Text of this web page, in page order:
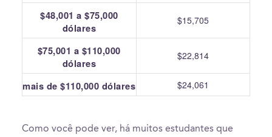
$48,001 a $75,000
dólares
$15,705
$75,001 a $110,000
dólares
$22,814
mais de $110,000 dólares $24,061
Como você pode ver, há muitos estudantes que